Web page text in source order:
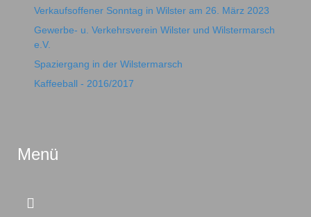
Verkaufsoffener Sonntag in Wilster am 26. März 2023
Gewerbe- u. Verkehrsverein Wilster und Wilstermarsch
e.V.
Spaziergang in der Wilstermarsch
Kaffeeball - 2016/2017
Menü